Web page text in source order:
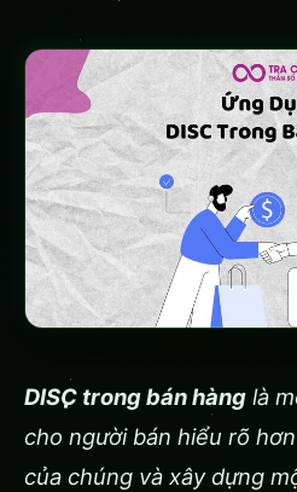
DISC trong bán hàng là
cho người bán hiểu rõ
của chúng và xây dựng